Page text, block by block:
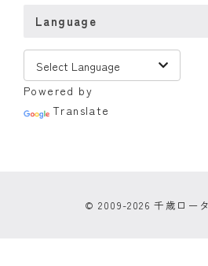
Language
Powered by
Translate
© 2009-2026 千歳ロー